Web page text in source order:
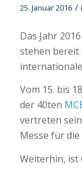
25. Januar 2016 /
Das Jahr
stehen bereit
Vom 15. bis
der 40ten
vertreten
Messe für
Weiterhin, ist